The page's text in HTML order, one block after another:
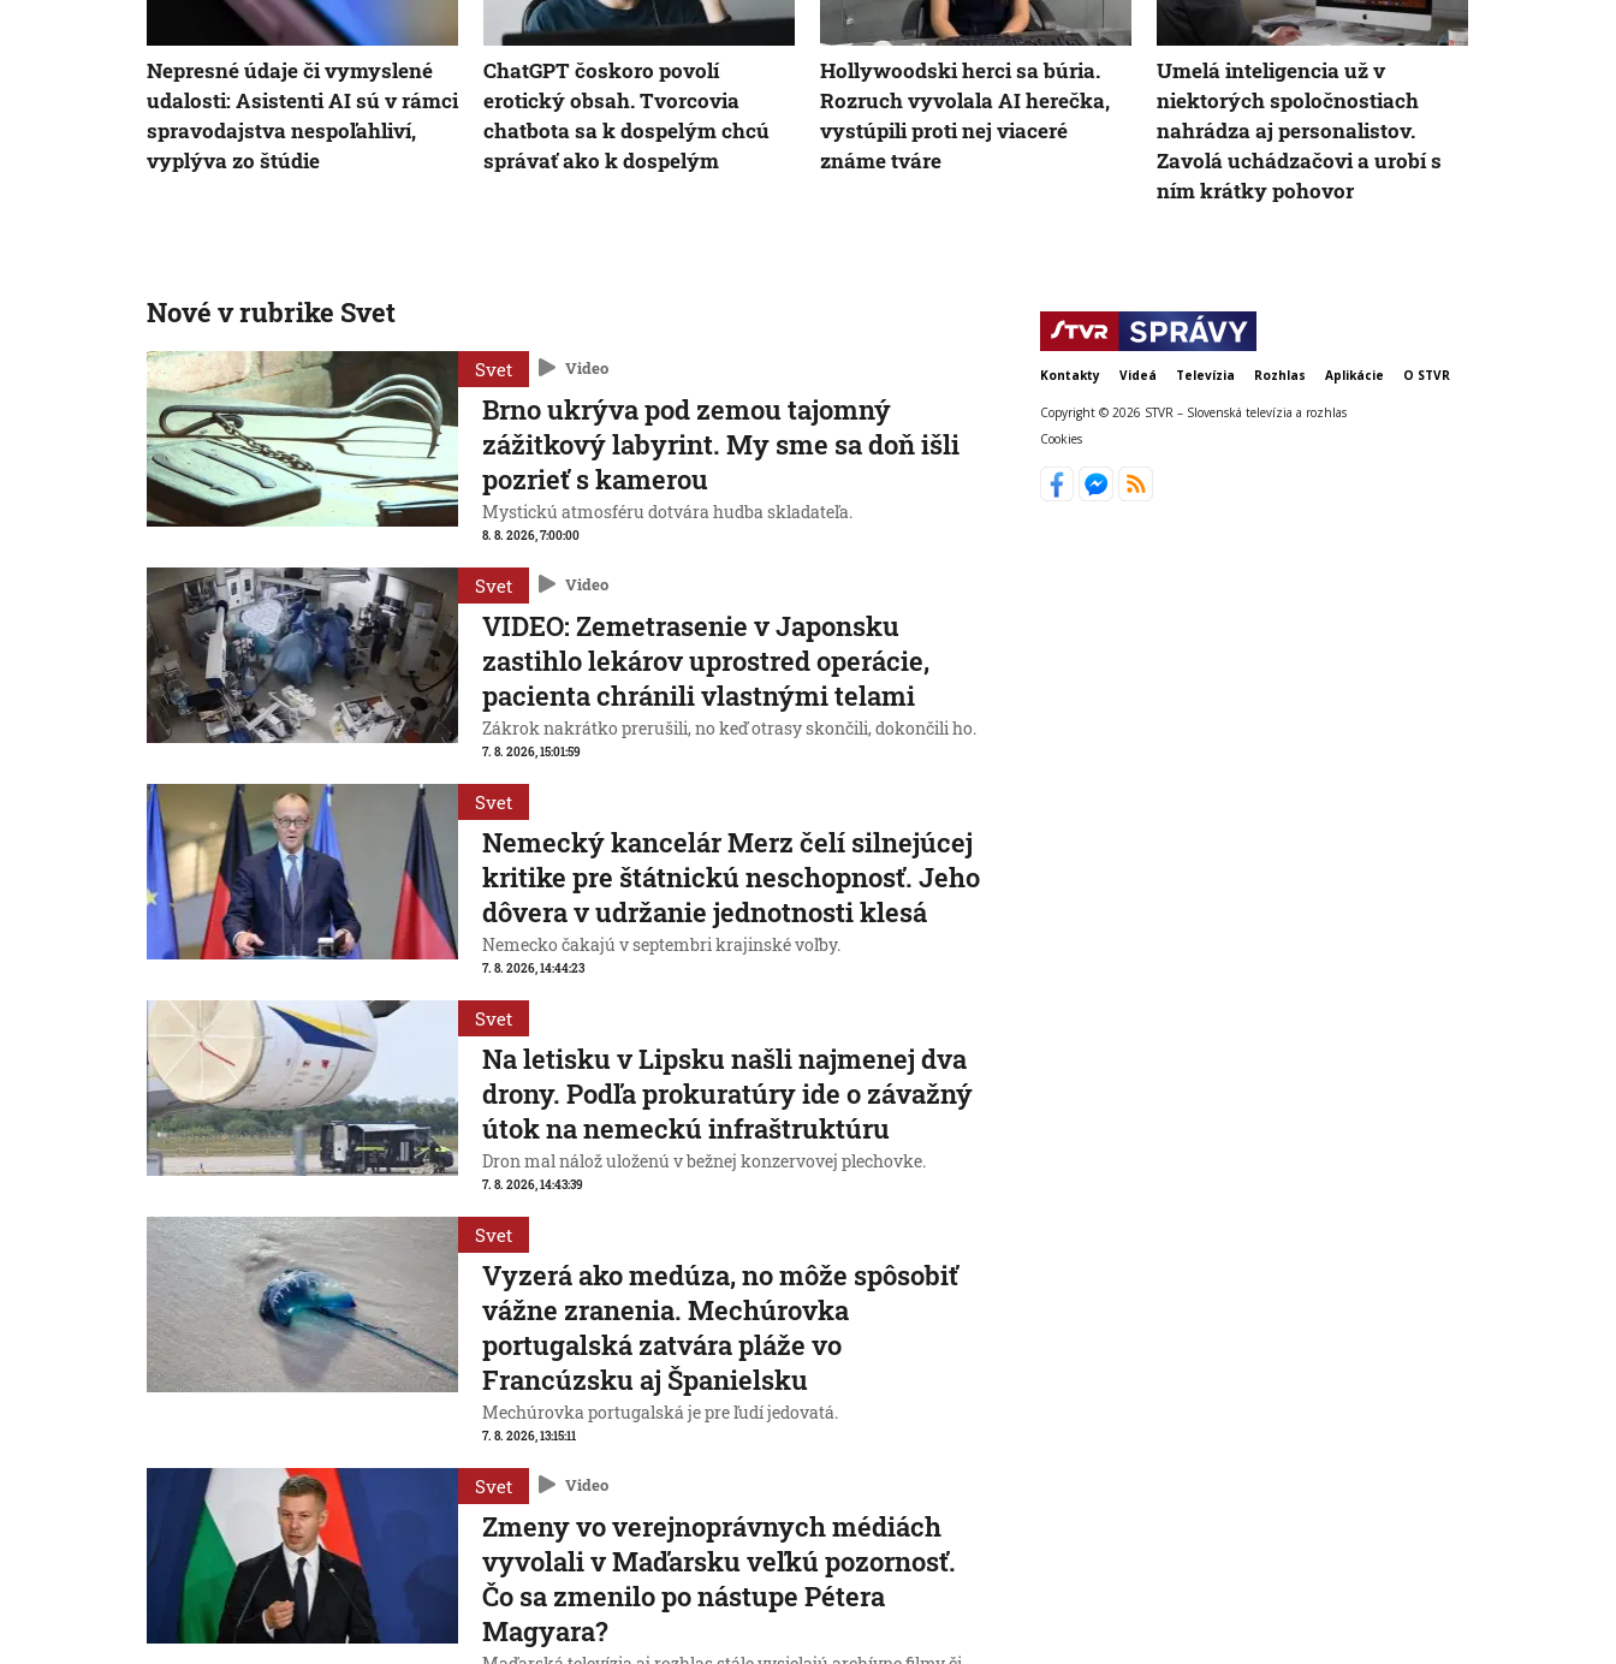
Nepresné údaje či vymyslené
udalosti: Asistenti AI sú v rámci
spravodajstva nespoľahliví,
vyplýva zo štúdie
ChatGPT čoskoro povolí
erotický obsah. Tvorcovia
chatbota sa k dospelým chcú
správať ako k dospelým
Hollywoodski herci sa búria.
Rozruch vyvolala AI herečka,
vystúpili proti nej viaceré
známe tváre
Umelá inteligencia už v
niektorých spoločnostiach
nahrádza aj personalistov.
Zavolá uchádzačovi a urobí s
ním krátky pohovor
Nové v rubrike Svet
Svet Video
Brno ukrýva pod zemou tajomný
zážitkový labyrint. My sme sa doň išli
pozrieť s kamerou
Mystickú atmosféru dotvára hudba skladateľa.
8. 8. 2026, 7:00:00
Svet Video
VIDEO: Zemetrasenie v Japonsku
zastihlo lekárov uprostred operácie,
pacienta chránili vlastnými telami
Zákrok nakrátko prerušili, no keď otrasy skončili, dokončili ho.
7. 8. 2026, 15:01:59
Svet
Nemecký kancelár Merz čelí silnejúcej
kritike pre štátnickú neschopnosť. Jeho
dôvera v udržanie jednotnosti klesá
Nemecko čakajú v septembri krajinské voľby.
7. 8. 2026, 14:44:23
Svet
Na letisku v Lipsku našli najmenej dva
drony. Podľa prokuratúry ide o závažný
útok na nemeckú infraštruktúru
Dron mal nálož uloženú v bežnej konzervovej plechovke.
7. 8. 2026, 14:43:39
Svet
Vyzerá ako medúza, no môže spôsobiť
vážne zranenia. Mechúrovka
portugalská zatvára pláže vo
Francúzsku aj Španielsku
Mechúrovka portugalská je pre ľudí jedovatá.
7. 8. 2026, 13:15:11
Svet Video
Zmeny vo verejnoprávnych médiách
vyvolali v Maďarsku veľkú pozornosť.
Čo sa zmenilo po nástupe Pétera
Magyara?
Kontakty Videá Televízia Rozhlas Aplikácie O STVR
Copyright © 2026 STVR – Slovenská televízia a rozhlas
Cookies